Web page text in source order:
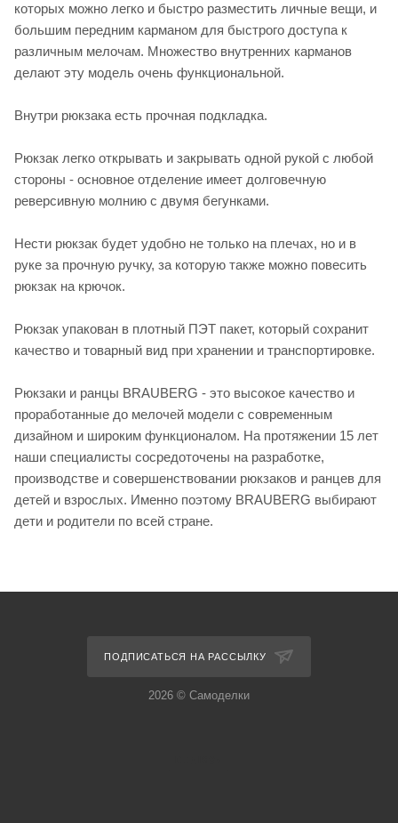
которых можно легко и быстро разместить личные вещи, и
большим передним карманом для быстрого доступа к
различным мелочам. Множество внутренних карманов
делают эту модель очень функциональной.
Внутри рюкзака есть прочная подкладка.
Рюкзак легко открывать и закрывать одной рукой с любой
стороны - основное отделение имеет долговечную
реверсивную молнию с двумя бегунками.
Нести рюкзак будет удобно не только на плечах, но и в
руке за прочную ручку, за которую также можно повесить
рюкзак на крючок.
Рюкзак упакован в плотный ПЭТ пакет, который сохранит
качество и товарный вид при хранении и транспортировке.
Рюкзаки и ранцы BRAUBERG - это высокое качество и
проработанные до мелочей модели с современным
дизайном и широким функционалом. На протяжении 15 лет
наши специалисты сосредоточены на разработке,
производстве и совершенствовании рюкзаков и ранцев для
детей и взрослых. Именно поэтому BRAUBERG выбирают
дети и родители по всей стране.
ПОДПИСАТЬСЯ НА РАССЫЛКУ
2026 © Самоделки